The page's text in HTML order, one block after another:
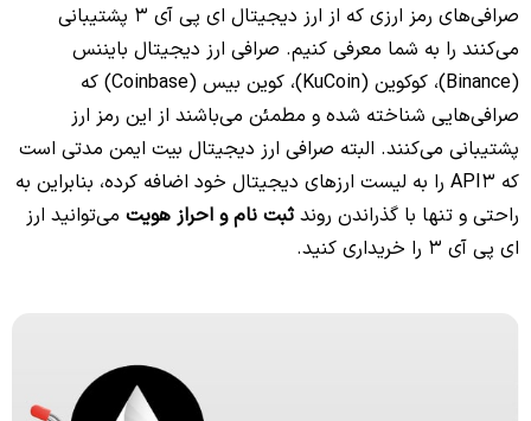
صرافی‌های رمز ارزی که از ارز دیجیتال ای پی آی 3 پشتیبانی
می‌کنند را به شما معرفی کنیم. صرافی ارز دیجیتال بایننس
(
Binance)، کوکوین (KuCoin
)، کوین بیس (Coinbase) که
صرافی‌هایی شناخته شده و مطمئن می‌باشند از این رمز ارز
پشتیبانی می‌کنند. البته صرافی ارز دیجیتال بیت ایمن مدتی است
که API3 را به لیست ارزهای دیجیتال خود اضافه کرده، بنابراین به
راحتی و تنها با گذراندن روندثبت نام و احراز هویت می‌توانید ارز
ای پی آی 3 را خریداری کنید.